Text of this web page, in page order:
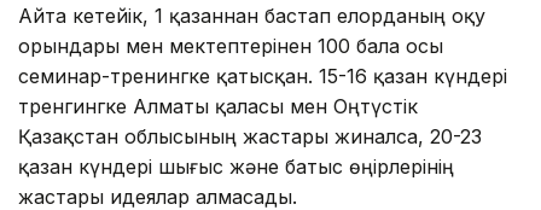
Айта кетейік, 1 қазаннан бастап елорданың оқу
орындары мен мектептерінен 100 бала осы
семинар-тренингке қатысқан. 15-16 қазан күндері
тренгингке Алматы қаласы мен Оңтүстік
Қазақстан облысының жастары жиналса, 20-23
қазан күндері шығыс және батыс өңірлерінің
жастары идеялар алмасады.